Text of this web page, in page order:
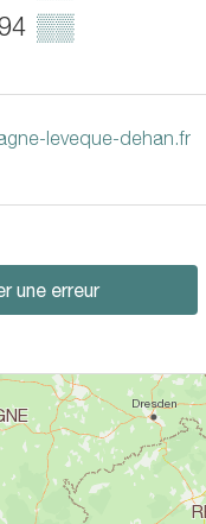
▒▒
leveque-dehan.fr
une erreur